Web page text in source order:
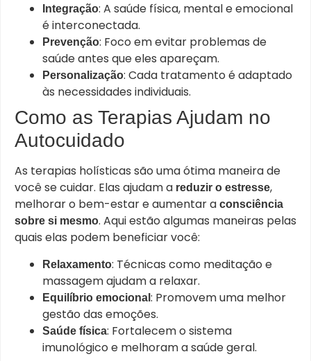
Integração: A saúde física, mental e emocional
é interconectada.
Prevenção: Foco em evitar problemas de
saúde antes que eles apareçam.
Personalização: Cada tratamento é adaptado
às necessidades individuais.
Como as Terapias Ajudam no
Autocuidado
As terapias holísticas são uma ótima maneira de
você se cuidar. Elas ajudam a reduzir o estresse,
melhorar o bem-estar e aumentar a consciência
sobre si mesmo. Aqui estão algumas maneiras pelas
quais elas podem beneficiar você:
Relaxamento: Técnicas como meditação e
massagem ajudam a relaxar.
Equilíbrio emocional : Promovem uma melhor
gestão das emoções.
Saúde física: Fortalecem o sistema
imunológico e melhoram a saúde geral.